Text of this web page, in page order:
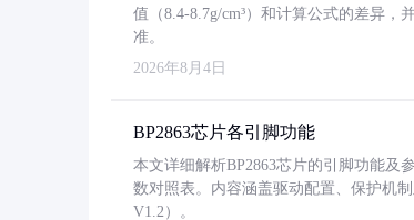
值（8.4-8.7g/cm³）和计算公式的差异，
准。
2026年8月4日
BP2863芯片各引脚功能
本文详细解析BP2863芯片的引脚功能及
数对照表。内容涵盖驱动配置、保护机
V1.2）。